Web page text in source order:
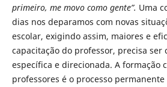
primeiro, me movo como gente”. Uma
dias nos deparamos com novas
escolar, exigindo assim, maiores e
capacitação do professor, precisa ser
específica e direcionada. A formação
professores é o processo